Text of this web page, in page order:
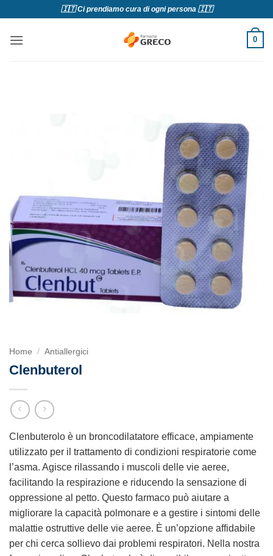
contenuti
🇮🇹 Ci prendiamo cura di ogni persona 🇮🇹
0
Home / Antiallergici
Clenbuterol
Clenbuterolo è un broncodilatatore efficace, ampiamente
utilizzato per il trattamento di condizioni respiratorie come
l’asma. Agisce rilassando i muscoli delle vie aeree,
facilitando la respirazione e riducendo la sensazione di
oppressione al petto. Questo farmaco può aiutare a
migliorare la capacità polmonare e a gestire i sintomi delle
malattie ostruttive delle vie aeree. È un’opzione affidabile
per chi cerca sollievo dai problemi respiratori. Nella nostra